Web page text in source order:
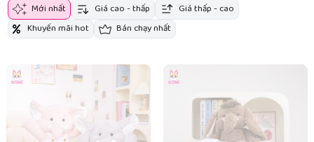
Mới nhất Giá cao - thấp
Giá thấp - cao
Khuyến mãi hot
Bán chạy nhất